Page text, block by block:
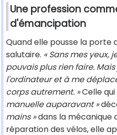
Une profession
d'émancipation
Quand elle pousse la porte
salutaire. « Sans mes yeux,
pouvais plus rien faire.
l'ordinateur et à me
corps autrement. »Celle
manuelle auparavant »
mains »dans la mécanique
réparation des vélos, elle